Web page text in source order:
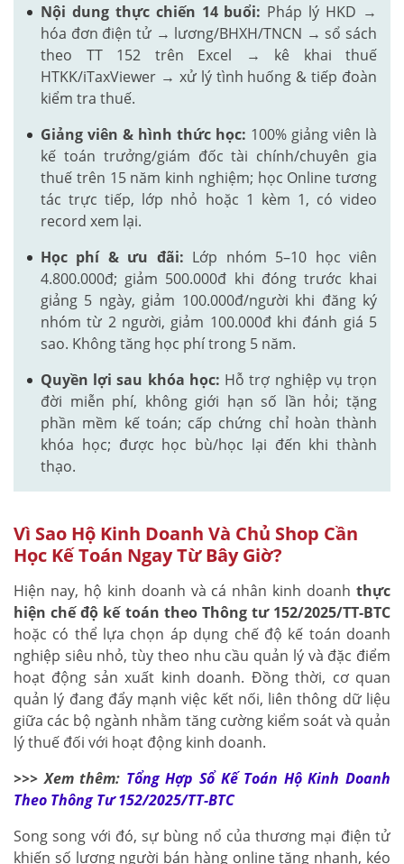
Nội dung thực chiến 14 buổi: Pháp lý HKD →
hóa đơn điện tử → lương/BHXH/TNCN → sổ sách
theo TT 152 trên Excel → kê khai thuế
HTKK/iTaxViewer → xử lý tình huống & tiếp đoàn
kiểm tra thuế.
Giảng viên & hình thức học: 100% giảng viên là
kế toán trưởng/giám đốc tài chính/chuyên gia
thuế trên 15 năm kinh nghiệm; học Online tương
tác trực tiếp, lớp nhỏ hoặc 1 kèm 1, có video
record xem lại.
Học phí & ưu đãi: Lớp nhóm 5–10 học viên
4.800.000đ; giảm 500.000đ khi đóng trước khai
giảng 5 ngày, giảm 100.000đ/người khi đăng ký
nhóm từ 2 người, giảm 100.000đ khi đánh giá 5
sao. Không tăng học phí trong 5 năm.
Quyền lợi sau khóa học: Hỗ trợ nghiệp vụ trọn
đời miễn phí, không giới hạn số lần hỏi; tặng
phần mềm kế toán; cấp chứng chỉ hoàn thành
khóa học; được học bù/học lại đến khi thành
thạo.
Vì Sao Hộ Kinh Doanh Và Chủ Shop Cần
Học Kế Toán Ngay Từ Bây Giờ?
Hiện nay, hộ kinh doanh và cá nhân kinh doanh thực
hiện chế độ kế toán theo Thông tư 152/2025/TT-BTC
hoặc có thể lựa chọn áp dụng chế độ kế toán doanh
nghiệp siêu nhỏ, tùy theo nhu cầu quản lý và đặc điểm
hoạt động sản xuất kinh doanh. Đồng thời, cơ quan
quản lý đang đẩy mạnh việc kết nối, liên thông dữ liệu
giữa các bộ ngành nhằm tăng cường kiểm soát và quản
lý thuế đối với hoạt động kinh doanh.
>>> Xem thêm: Tổng Hợp Sổ Kế Toán Hộ Kinh Doanh
Theo Thông Tư 152/2025/TT-BTC
Song song với đó, sự bùng nổ của thương mại điện tử
khiến số lượng người bán hàng online tăng nhanh, kéo